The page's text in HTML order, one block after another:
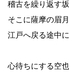
稽古を繰り返す坂
そこに薩摩の眉月
江戸へ戻る途中
心待ちにする空也